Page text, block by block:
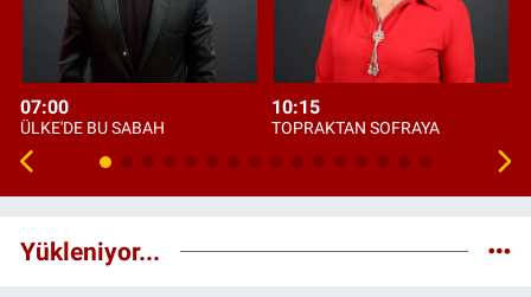
07:00
ÜLKE'DE BU SABAH
10:15
TOPRAKTAN SOFRAYA
Yükleniyor...